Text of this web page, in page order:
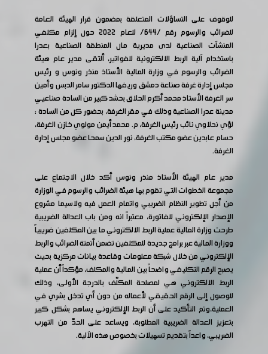
للوقوف على التساؤلات المتعلقة بمضمون قرار الهيئة العامة
للضرائب والرسوم رقم /644/ للعام ٢٠٢٢ حول إلزام مكلفي
المنشآت الصناعية لدى مديرية مال المنطقة الصناعية بعدرا
باستخدام آلية الربط الالكترونية للفواتير، ألتقى مدير عام هيئة
الضرائب والرسوم في وزارة المالية الأستاذ منذر ونوس و رئيس
مجلس إدارة غرفة صناعة دمشق وريفها الدكتور سامر الدبس وأمين
سر الغرفة الأستاذ محمد أكرم الحلاق بحشد كبير من السادة صناعيي
مدينة عدرا الصناعية وذلك في مقر الغرفة، بحضور كل من السادة :
لؤي نحلاوي نائب رئيس الغرفة، م. محمد أيمن مولوي خازن الغرفة،
حسام عابدين عضو مكتب الغرفة، نور الدين سمحا عضو مجلس إدارة
الغرفة.
مدير عام الهيئة الأستاذ منذر ونوس أكد خلال الاجتماع على
مجموعة الخطوات التي تقوم بها هيئة الضرائب والرسوم في الوزارة
من أجل تطوير النظام الضريبي واتمام العمل فيه ولاسيما مشروع
الإصدار الإلكتروني للفاتورة، معتبراً انه ومن باب العدالة الضريبية
طرحت وزارة المالية عملية الربط الالكتروني ما بين المكلفين ضريبياً
ووزارة المالية عبر برامج جديدة للمكلفين تضمن أتمتة الضرائب والربط
الإلكتروني من خلال شبكة معلومات وقاعدة بيانات مركزية بحيث
يصبح الرقم التكليفي واضحاً بين المالية والمكلف، مؤكداً أن عملية
الربط الالكتروني هي لمصلحة المكلّف بالدرجة الأولى، وذلك
للوصول إلى الرقم الحقيقي لأعماله من دون أي تدخل بشري في
العملية،وتم التأكيد على أن الربط الإلكتروني يساهم بشكل كبير
بتعزيز العدالة الضريبية المطلوبة، ويساعد على الحدّ من التهرب
الضريبي، واعداً بتقديم تسهيلات بخصوص هذه الآلية.